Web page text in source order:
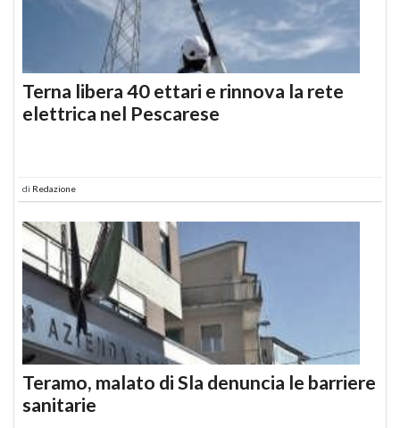
Terna libera 40 ettari e rinnova la rete
elettrica nel Pescarese
di Redazione
Teramo, malato di Sla denuncia le barriere
sanitarie